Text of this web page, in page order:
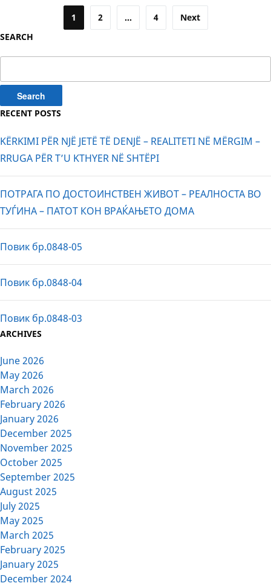
SEARCH
for:
RECENT POSTS
KËRKIMI PËR NJË JETË TË DENJË – REALITETI NË MËRGIM –
RRUGA PËR T’U KTHYER NË SHTËPI
ПОТРАГА ПО ДОСТОИНСТВЕН ЖИВОТ – РЕАЛНОСТА ВО
ТУЃИНА – ПАТОТ КОН ВРАЌАЊЕТО ДОМА
Повик бр.0848-05
Повик бр.0848-04
Повик бр.0848-03
ARCHIVES
June 2026
May 2026
March 2026
February 2026
January 2026
December 2025
November 2025
October 2025
September 2025
August 2025
July 2025
May 2025
March 2025
February 2025
January 2025
December 2024
pagination
1 2 … 4 Next